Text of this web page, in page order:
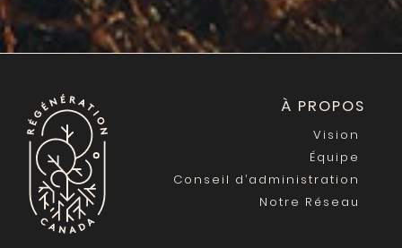
À PROPOS
Vision
Équipe
Conseil d’administration
Notre Réseau